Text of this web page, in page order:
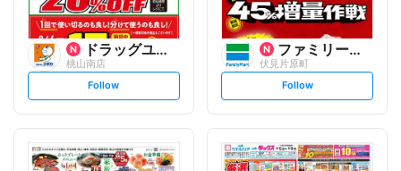
ドラッグユタカ
桃山南店
s
t
o
w
Follow
ファミリーマート
伏見片原町
s
t
l
o
w
Follow